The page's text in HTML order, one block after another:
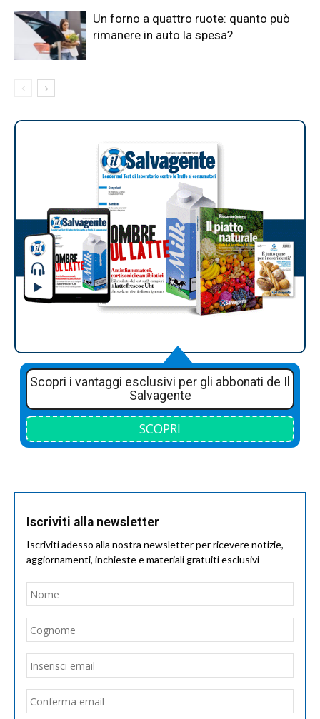
Un forno a quattro ruote: quanto può
rimanere in auto la spesa?
Scopri i vantaggi esclusivi per gli abbonati de Il
Salvagente
SCOPRI
Iscriviti alla newsletter
Iscriviti adesso alla nostra newsletter per ricevere notizie,
aggiornamenti, inchieste e materiali gratuiti esclusivi
Nome
Email